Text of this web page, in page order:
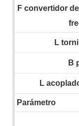
Fconvertidor
L
B
L
Parámetro